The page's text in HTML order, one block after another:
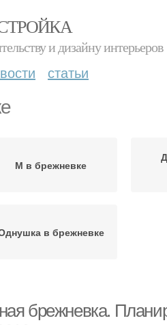
и дизайну интерьеров
статьи
М в брежневке
в брежневке
брежневка.